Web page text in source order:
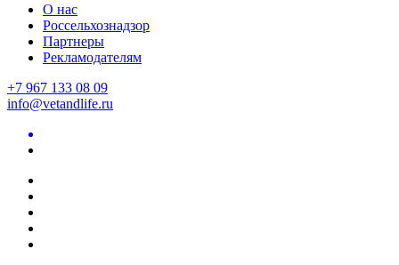
О нас
Россельхознадзор
Партнеры
Рекламодателям
+7 967 133 08 09
info@vetandlife.ru